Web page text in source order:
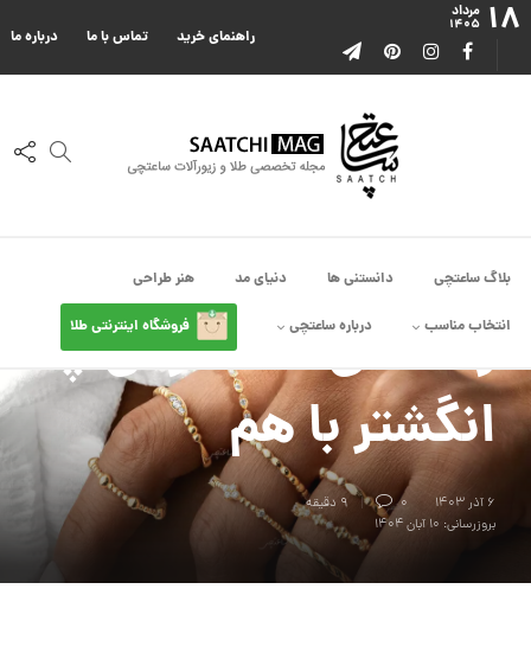
۱۸ مرداد
۱۴۰۵
درباره ما تماس با ما راهنمای خرید
بلاگ ساعتچی دانستنی ها دنیای مد هنر طراحی
انتخاب مناسب درباره ساعتچی فروشگاه اینترنتی طلا
انتخاب
استایل
,انتخاب
مناسب
,چی
بندازم
,دانستنی
ها
راهنمای ست کردن چند
انگشتر با هم
۶ آذر ۱۴۰۳ 0
9 دقیقه
بروزرسانی: ۱۰ آبان ۱۴۰۴